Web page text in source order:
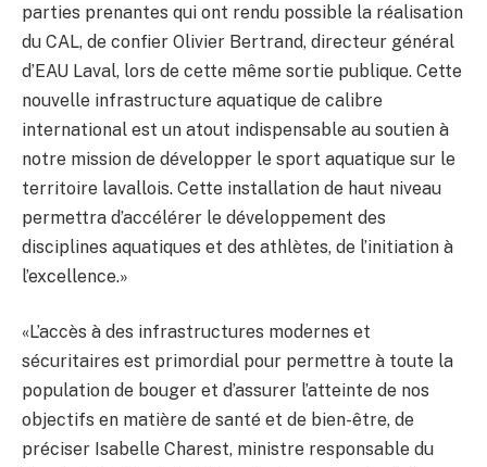
parties prenantes qui ont rendu possible la réalisation
du CAL, de confier Olivier Bertrand, directeur général
d’EAU Laval, lors de cette même sortie publique. Cette
nouvelle infrastructure aquatique de calibre
international est un atout indispensable au soutien à
notre mission de développer le sport aquatique sur le
territoire lavallois. Cette installation de haut niveau
permettra d’accélérer le développement des
disciplines aquatiques et des athlètes, de l’initiation à
l’excellence.»
«L’accès à des infrastructures modernes et
sécuritaires est primordial pour permettre à toute la
population de bouger et d’assurer l’atteinte de nos
objectifs en matière de santé et de bien-être, de
préciser Isabelle Charest, ministre responsable du